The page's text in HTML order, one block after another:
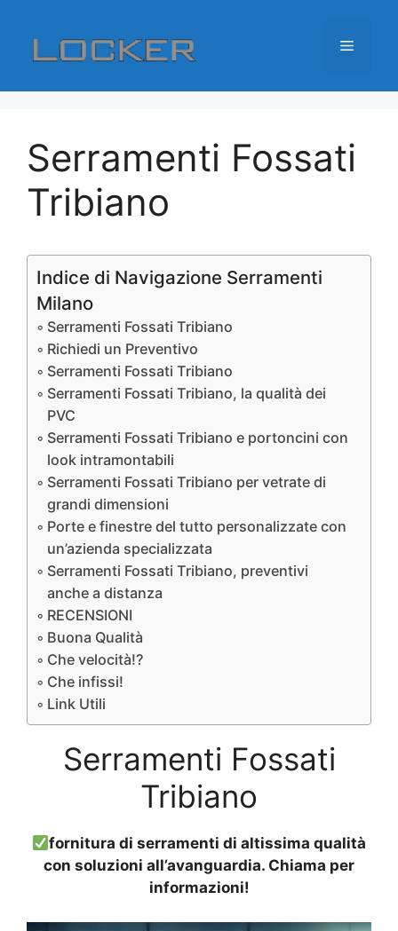
contenuto
Menu
Serramenti Fossati
Tribiano
Indice di Navigazione Serramenti
Milano
Serramenti Fossati Tribiano
Richiedi un Preventivo
Serramenti Fossati Tribiano
Serramenti Fossati Tribiano, la qualità dei
PVC
Serramenti Fossati Tribiano e portoncini con
look intramontabili
Serramenti Fossati Tribiano per vetrate di
grandi dimensioni
Porte e finestre del tutto personalizzate con
un’azienda specializzata
Serramenti Fossati Tribiano, preventivi
anche a distanza
RECENSIONI
Buona Qualità
Che velocità!?
Che infissi!
Link Utili
Serramenti Fossati
Tribiano
fornitura di serramenti di altissima qualità
con soluzioni all’avanguardia. Chiama per
informazioni!